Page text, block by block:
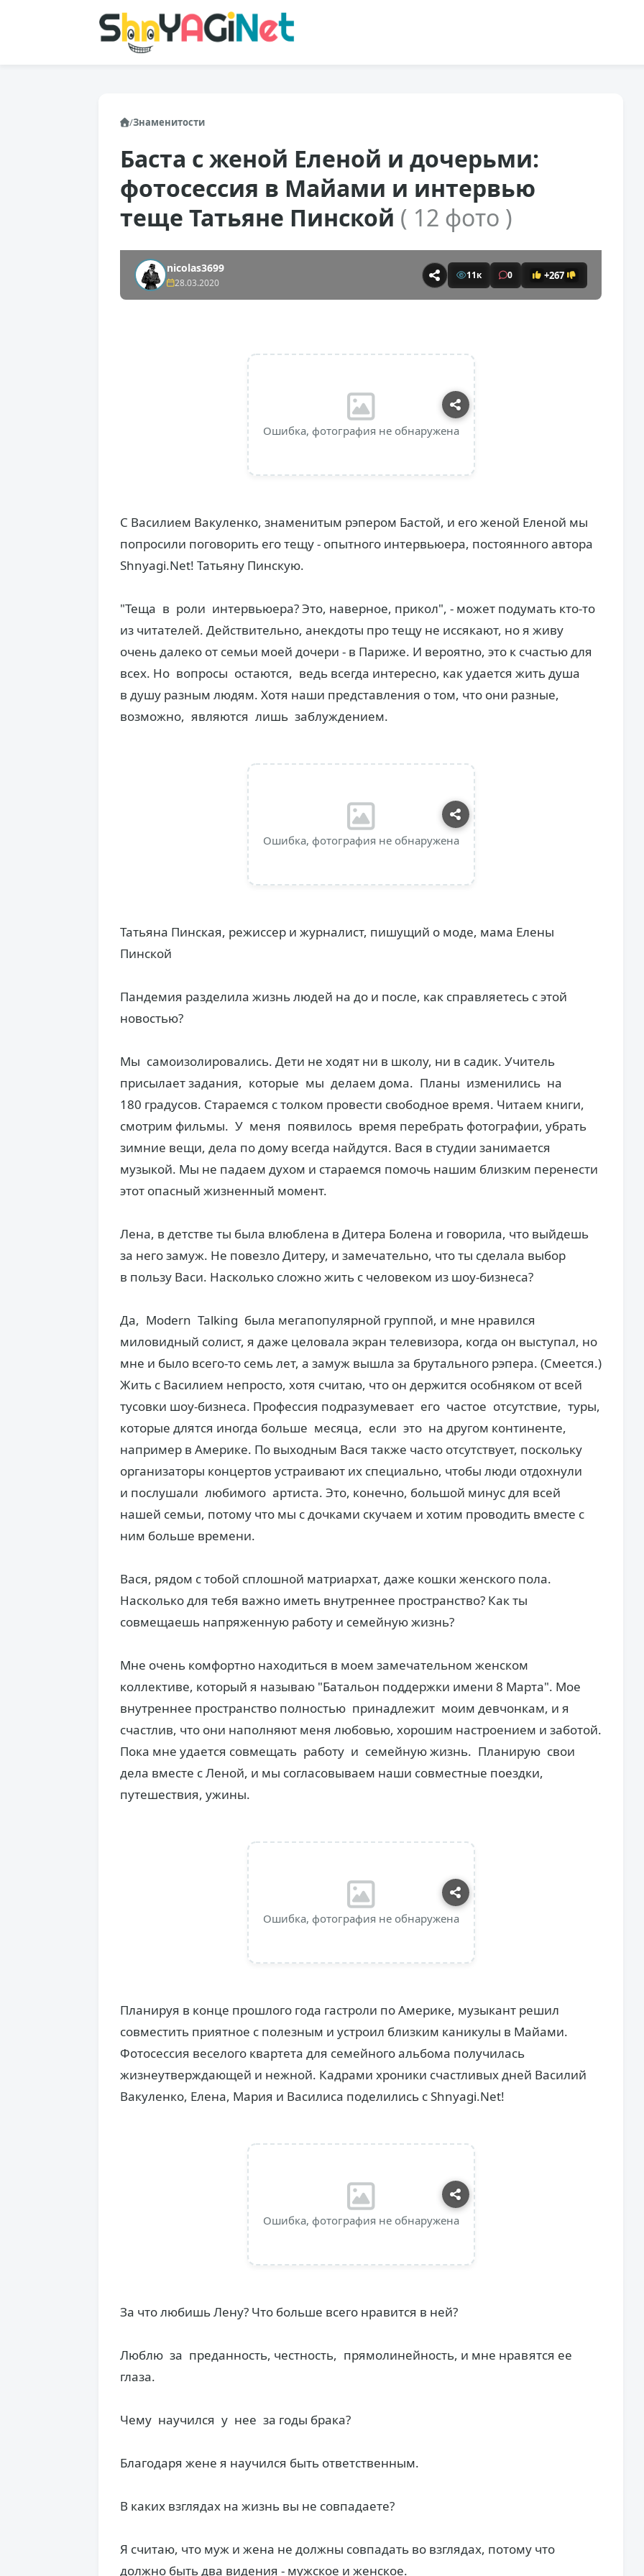
/Знаменитости
Баста с женой Еленой и дочерьми:
фотосессия в Майами и интервью
теще Татьяне Пинской ( 12 фото )
nicolas3699
28.03.2020
11к 0 +267
Ошибка, фотография не обнаружена
С Василием Вакуленко, знаменитым рэпером Бастой, и его женой Еленой мы
попросили поговорить его тещу - опытного интервьюера, постоянного автора
Shnyagi.Net! Татьяну Пинскую.
"Теща в роли интервьюера? Это, наверное, прикол", - может подумать кто-то
из читателей. Действительно, анекдоты про тещу не иссякают, но я живу
очень далеко от семьи моей дочери - в Париже. И вероятно, это к счастью для
всех. Но вопросы остаются, ведь всегда интересно, как удается жить душа
в душу разным людям. Хотя наши представления о том, что они разные,
возможно, являются лишь заблуж­дением.
Ошибка, фотография не обнаружена
Татьяна Пинская, режиссер и журналист, пишущий о моде, мама Елены
Пинской
Пандемия разделила жизнь людей на до и после, как справляетесь с этой
новостью?
Мы самоизолировались. Дети не ходят ни в школу, ни в садик. Учитель
присылает задания, которые мы делаем дома. Планы изменились на
180 гра­дусов. Стараемся с толком провести свободное время. Читаем книги,
смотрим фильмы. У меня появилось время ­перебрать фотографии, убрать
зимние вещи, дела по дому всегда найдутся. Вася в студии занимается
музыкой. Мы не падаем духом и стараемся помочь нашим близким перенести
этот опасный жизненный момент.
Лена, в детстве ты была влюблена в Дитера Болена и говорила, что выйдешь
за него замуж. Не повезло Дитеру, и замечательно, что ты сделала выбор
в пользу Васи. Насколько сложно жить с человеком из шоу-бизнеса?
Да, Modern Talking была мега­популярной группой, и мне нравился
миловидный солист, я даже целовала экран теле­визора, когда он выступал, но
мне и было всего-то семь лет, а замуж вышла за брутального рэпера. (Смеется.)
Жить с Василием непросто, хотя считаю, что он держится особняком от всей
тусовки шоу-бизнеса. Профессия подразумевает его частое отсутствие, туры,
которые длятся иногда больше месяца, если это на другом ­континенте,
например в Америке. По выходным Вася также часто отсутствует, поскольку
организаторы концертов устраивают их специально, чтобы люди отдохнули
и послушали любимого артиста. Это, конечно, большой минус для всей
нашей семьи, потому что мы с дочками скучаем и хотим проводить вместе с
ним больше времени.
Вася, рядом с тобой сплошной матриархат, даже кошки женского пола.
Насколько для тебя важно иметь внутреннее пространство? Как ты
совмещаешь напряженную работу и семейную жизнь?
Мне очень комфортно находиться в моем замечательном женском
коллективе, который я называю "Батальон поддержки имени 8 Марта". Мое
внутреннее пространство полностью принадлежит моим девчонкам, и я
счастлив, что они наполняют меня любовью, хорошим настроением и заботой.
Пока мне удается совмещать работу и семейную жизнь. Планирую свои
дела вместе с Леной, и мы согласовываем наши совместные поездки,
путешествия, ужины.
Ошибка, фотография не обнаружена
Планируя в конце прошлого года гастроли по Америке, музыкант решил
совместить приятное с полезным и устроил близким каникулы в Майами.
Фотосессия веселого квартета для семейного альбома получилась
жизнеутверждающей и нежной. Кадрами хроники счастливых дней Василий
Вакуленко, Елена, Мария и Василиса поделились с Shnyagi.Net!
Ошибка, фотография не обнаружена
За что любишь Лену? Что больше всего нравится в ней?
Люблю за преданность, честность, прямолинейность, и мне нравятся ее
глаза.
Чему научился у нее за годы брака?
Благодаря жене я научился быть ответственным.
В каких взглядах на жизнь вы не совпадаете?
Я считаю, что муж и жена не должны совпадать во взглядах, потому что
должно быть два видения - мужское и женское.